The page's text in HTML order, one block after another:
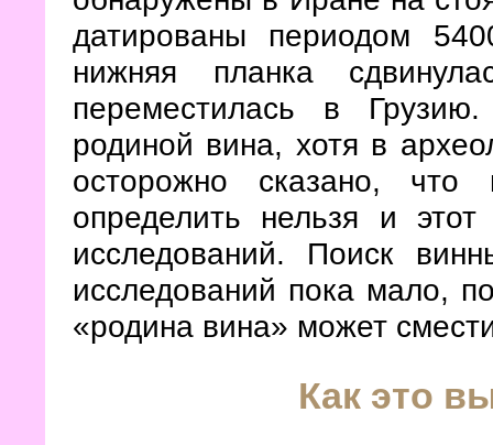
датированы периодом
нижняя планка
переместилась в
родиной вина, хотя в
осторожно сказано,
определить нельзя и
исследований. Поиск
исследований пока мало,
«родина вина» может
Как это